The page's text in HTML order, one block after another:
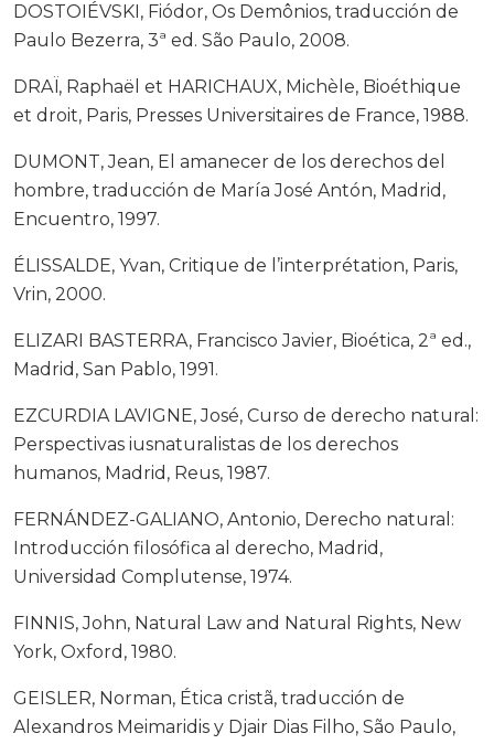
DOSTOIÉVSKI, Fiódor, Os Demônios, traducción de
Paulo Bezerra, 3ª ed. São Paulo, 2008.
DRAÏ, Raphaël et HARICHAUX, Michèle, Bioéthique
et droit, Paris, Presses Universitaires de France, 1988.
DUMONT, Jean, El amanecer de los derechos del
hombre, traducción de María José Antón, Madrid,
Encuentro, 1997.
ÉLISSALDE, Yvan, Critique de l’interprétation, Paris,
Vrin, 2000.
ELIZARI BASTERRA, Francisco Javier, Bioética, 2ª ed.,
Madrid, San Pablo, 1991.
EZCURDIA LAVIGNE, José, Curso de derecho natural:
Perspectivas iusnaturalistas de los derechos
humanos, Madrid, Reus, 1987.
FERNÁNDEZ-GALIANO, Antonio, Derecho natural:
Introducción filosófica al derecho, Madrid,
Universidad Complutense, 1974.
FINNIS, John, Natural Law and Natural Rights, New
York, Oxford, 1980.
GEISLER, Norman, Ética cristã, traducción de
Alexandros Meimaridis y Djair Dias Filho, São Paulo,